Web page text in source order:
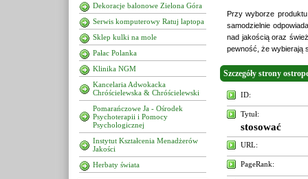
Dekoracje balonowe Zielona Góra
Serwis komputerowy Ratuj laptopa
Sklep kulki na mole
Pałac Polanka
Klinika NGM
Kancelaria Adwokacka
Chróścielewska & Chróścielewski
Pomarańczowe Ja - Ośrodek
Psychoterapii i Pomocy
Psychologicznej
Instytut Kształcenia Menadżerów
Jakości
Herbaty świata
Przy wyborze
samodzielnie
nad jakością oraz
pewność, że wybierają
Szczegóły strony
ID:
Tytuł:
stosować
URL:
PageRank: